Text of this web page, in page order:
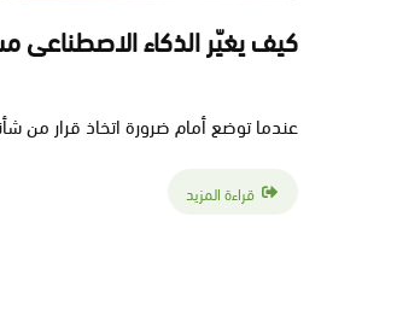
عندما توضع أمام ضرورة اتخاذ قرار من
قراءة المزيد